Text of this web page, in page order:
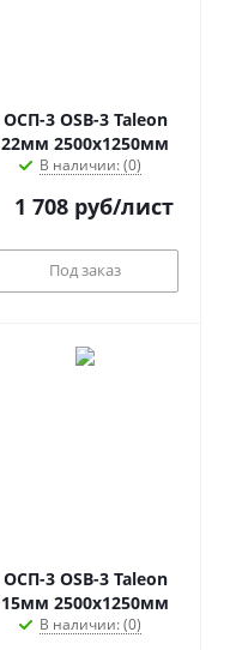
ОСП-3 OSB-3 Taleon
22мм 2500х1250мм
В наличии: (0)
1 708руб/лист
Под заказ
ОСП-3 OSB-3 Taleon
15мм 2500х1250мм
В наличии: (0)